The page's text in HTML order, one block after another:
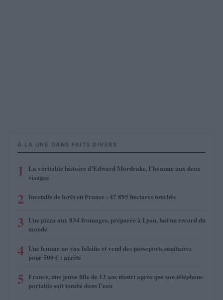
À LA UNE DANS FAITS DIVERS
1
La véritable histoire d’Edward Mordrake, l’homme aux deux
visages
2 Incendie de forêt en France : 47 895 hectares touchés
3 Une pizza aux 834 fromages, préparée à Lyon, bat un record du
monde
4 Une femme no vax falsifie et vend des passeports sanitaires
pour 500 € : arrêté
5 France, une jeune fille de 13 ans meurt après que son téléphone
portable soit tombé dans l’eau